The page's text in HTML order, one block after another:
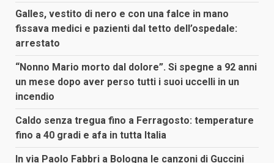
Galles, vestito di nero e con una falce in mano
fissava medici e pazienti dal tetto dell’ospedale:
arrestato
“Nonno Mario morto dal dolore”. Si spegne a 92 anni
un mese dopo aver perso tutti i suoi uccelli in un
incendio
Caldo senza tregua fino a Ferragosto: temperature
fino a 40 gradi e afa in tutta Italia
In via Paolo Fabbri a Bologna le canzoni di Guccini